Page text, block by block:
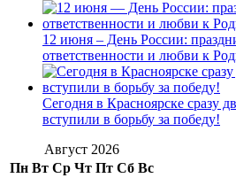
12 июня – День России:
ответственности и любви к
Сегодня в Красноярске сразу
вступили в борьбу за победу!
Август 2026
Пн Вт Ср Чт Пт Сб Вс